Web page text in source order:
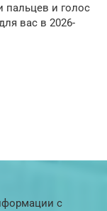
пальцев и голос
вас в 2026-
с